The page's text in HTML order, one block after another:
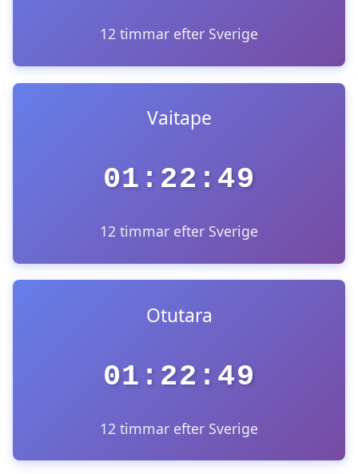
12 timmar efter Sverige
Vaitape
01:22:49
12 timmar efter Sverige
Otutara
01:22:49
12 timmar efter Sverige